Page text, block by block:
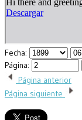
Fecha:
Página:
Página anterior
Página siguiente